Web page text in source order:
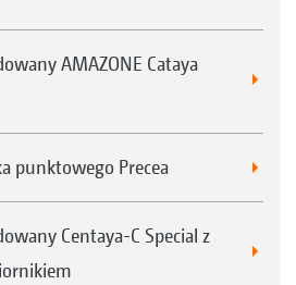
AMAZONE Cataya
punktowego Precea
Centaya-C Special z